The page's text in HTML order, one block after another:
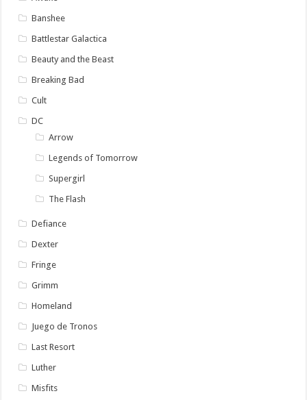
Banshee
Battlestar Galactica
Beauty and the Beast
Breaking Bad
Cult
DC
Arrow
Legends of Tomorrow
Supergirl
The Flash
Defiance
Dexter
Fringe
Grimm
Homeland
Juego de Tronos
Last Resort
Luther
Misfits